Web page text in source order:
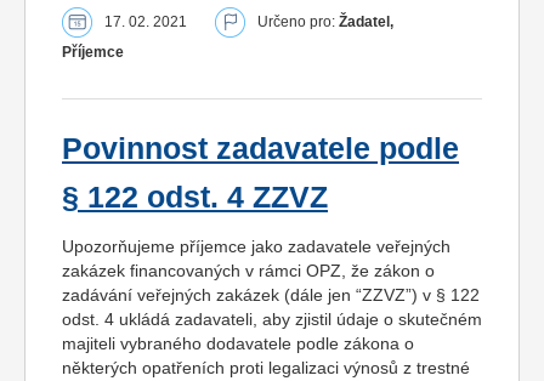
17. 02. 2021 Určeno pro: Žadatel,
Příjemce
Povinnost zadavatele podle
§ 122 odst. 4 ZZVZ
Upozorňujeme příjemce jako zadavatele veřejných
zakázek financovaných v rámci OPZ, že zákon o
zadávání veřejných zakázek (dále jen “ZZVZ”) v § 122
odst. 4 ukládá zadavateli, aby zjistil údaje o skutečném
majiteli vybraného dodavatele podle zákona o
některých opatřeních proti legalizaci výnosů z trestné